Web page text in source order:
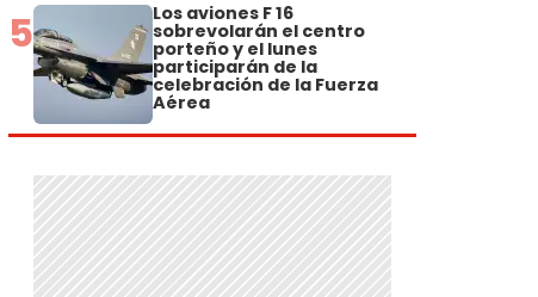
5 Los aviones F 16
sobrevolarán el centro
porteño y el lunes
participarán de la
celebración de la Fuerza
Aérea